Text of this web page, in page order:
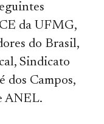
da UFMG,
do Brasil,
Sindicato
dos Campos,
ANEL.